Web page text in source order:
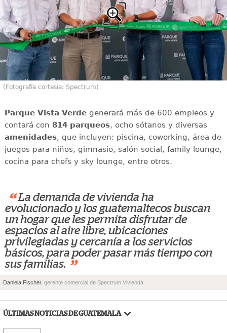
(Fotografía cortesía: Spectrum)
Parque Vista Verdegenerará más de 600 empleos y
contará con 814 parqueos, ocho sótanos y diversas
amenidades, que incluyen: piscina, coworking, área de
juegos para niños, gimnasio, salón social, family lounge,
cocina para chefs y sky lounge, entre otros.
“ La demanda de vivienda ha
evolucionado y los guatemaltecos buscan
un hogar que les permita disfrutar de
espacios al aire libre, ubicaciones
privilegiadas y cercanía a los servicios
básicos, para poder pasar más tiempo con
sus familias. ”
Daniela Fischer , gerente comercial de Spectrum Vivienda.
ÚLTIMAS NOTICIAS DE GUATEMALA